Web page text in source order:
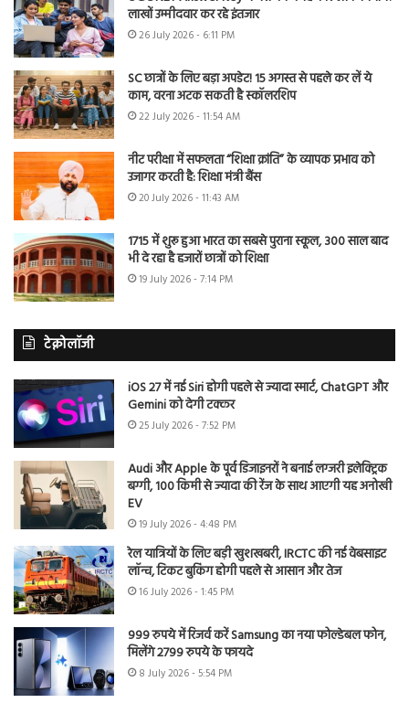
लाखों उम्मीदवार कर रहे इंतजार
26 July 2026 - 6:11 PM
SC छात्रों के लिए बड़ा अपडेट! 15 अगस्त से पहले कर लें ये
काम, वरना अटक सकती है स्कॉलरशिप
22 July 2026 - 11:54 AM
नीट परीक्षा में सफलता “शिक्षा क्रांति” के व्यापक प्रभाव को
उजागर करती है: शिक्षा मंत्री बैंस
20 July 2026 - 11:43 AM
1715 में शुरू हुआ भारत का सबसे पुराना स्कूल, 300 साल बाद
भी दे रहा है हजारों छात्रों को शिक्षा
19 July 2026 - 7:14 PM
टेक्नोलॉजी
iOS 27 में नई Siri होगी पहले से ज्यादा स्मार्ट, ChatGPT और
Gemini को देगी टक्कर
25 July 2026 - 7:52 PM
Audi और Apple के पूर्व डिजाइनरों ने बनाई लग्जरी इलेक्ट्रिक
बग्गी, 100 किमी से ज्यादा की रेंज के साथ आएगी यह अनोखी
EV
19 July 2026 - 4:48 PM
रेल यात्रियों के लिए बड़ी खुशखबरी, IRCTC की नई वेबसाइट
लॉन्च, टिकट बुकिंग होगी पहले से आसान और तेज
16 July 2026 - 1:45 PM
999 रुपये में रिजर्व करें Samsung का नया फोल्डेबल फोन,
मिलेंगे 2799 रुपये के फायदे
8 July 2026 - 5:54 PM